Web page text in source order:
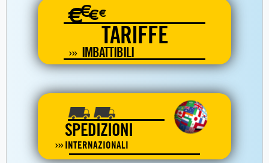
€€€€
TARIFFE
IMBATTIBILI
SPEDIZIONI
INTERNAZIONALI